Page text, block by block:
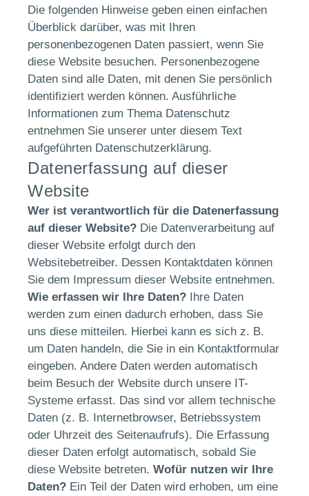
Die folgenden Hinweise geben einen einfachen
Überblick darüber, was mit Ihren
personenbezogenen Daten passiert, wenn Sie
diese Website besuchen. Personenbezogene
Daten sind alle Daten, mit denen Sie persönlich
identifiziert werden können. Ausführliche
Informationen zum Thema Datenschutz
entnehmen Sie unserer unter diesem Text
aufgeführten Datenschutzerklärung.
Datenerfassung auf dieser
Website
Wer ist verantwortlich für die Datenerfassung
auf dieser Website? Die Datenverarbeitung auf
dieser Website erfolgt durch den
Websitebetreiber. Dessen Kontaktdaten können
Sie dem Impressum dieser Website entnehmen.
Wie erfassen wir Ihre Daten? Ihre Daten
werden zum einen dadurch erhoben, dass Sie
uns diese mitteilen. Hierbei kann es sich z. B.
um Daten handeln, die Sie in ein Kontaktformular
eingeben. Andere Daten werden automatisch
beim Besuch der Website durch unsere IT-
Systeme erfasst. Das sind vor allem technische
Daten (z. B. Internetbrowser, Betriebssystem
oder Uhrzeit des Seitenaufrufs). Die Erfassung
dieser Daten erfolgt automatisch, sobald Sie
diese Website betreten. Wofür nutzen wir Ihre
Daten? Ein Teil der Daten wird erhoben, um eine